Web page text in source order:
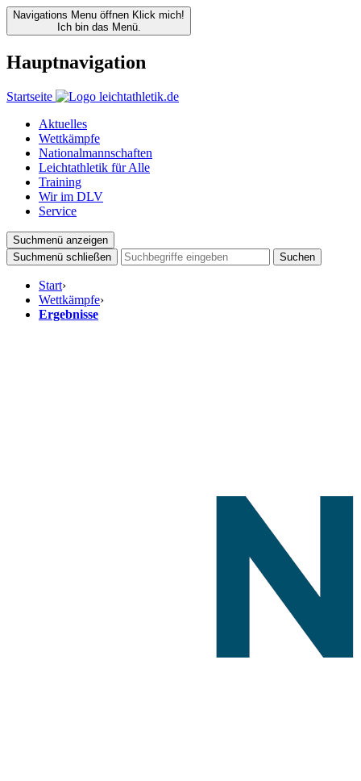
Navigations Menu öffnen Klick mich!
Ich bin das Menü.
Hauptnavigation
Startseite
Aktuelles
Wettkämpfe
Nationalmannschaften
Leichtathletik für Alle
Training
Wir im DLV
Service
Suchmenü anzeigen
Suchmenü schließen
Suchen
Start›
Wettkämpfe›
Ergebnisse